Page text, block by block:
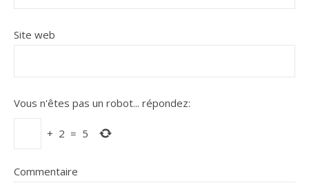
Site web
Vous n'êtes pas un robot... répondez:
+ 2 = 5
Commentaire